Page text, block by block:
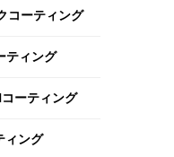
コーティング
ティング
ーティング
ィング